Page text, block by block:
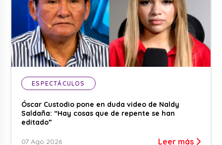
ESPECTÁCULOS
Óscar Custodio pone en duda video de Naldy
Saldaña: “Hay cosas que de repente se han
editado”
07 Ago 2026 Leer más